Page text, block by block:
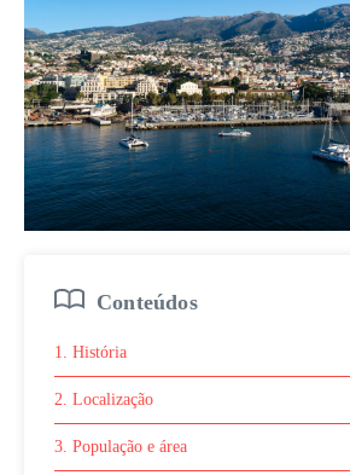
Conteúdos
1. História
2. Localização
3. População e área